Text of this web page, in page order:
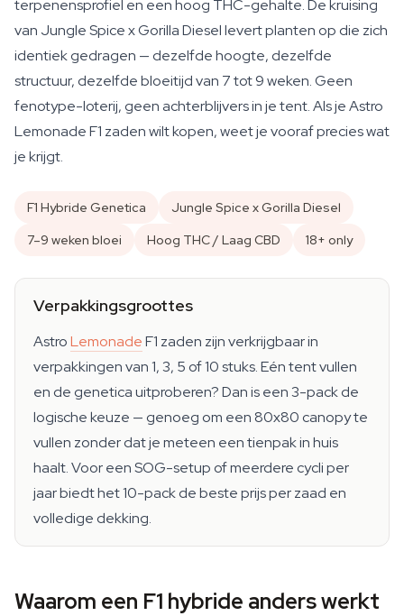
terpenensprofiel en een hoog THC-gehalte. De kruising
van Jungle Spice x Gorilla Diesel levert planten op die zich
identiek gedragen — dezelfde hoogte, dezelfde
structuur, dezelfde bloeitijd van 7 tot 9 weken. Geen
fenotype-loterij, geen achterblijvers in je tent. Als je Astro
Lemonade F1 zaden wilt kopen, weet je vooraf precies wat
je krijgt.
F1 Hybride Genetica
Jungle Spice x Gorilla Diesel
7–9 weken bloei
Hoog THC / Laag CBD 18+ only
Verpakkingsgroottes
AstroLemonadeF1 zaden zijn verkrijgbaar in
verpakkingen van 1, 3, 5 of 10 stuks. Eén tent vullen
en de genetica uitproberen? Dan is een 3-pack de
logische keuze — genoeg om een 80x80 canopy te
vullen zonder dat je meteen een tienpak in huis
haalt. Voor een SOG-setup of meerdere cycli per
jaar biedt het 10-pack de beste prijs per zaad en
volledige dekking.
Waarom een F1 hybride anders werkt